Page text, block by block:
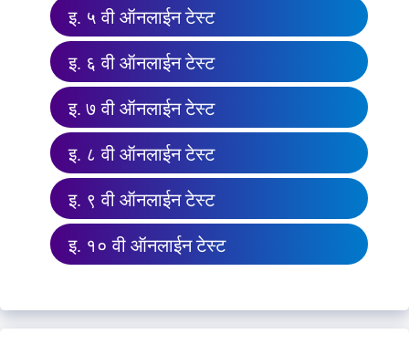
इ. ५ वी ऑनलाईन टेस्ट
इ. ६ वी ऑनलाईन टेस्ट
इ. ७ वी ऑनलाईन टेस्ट
इ. ८ वी ऑनलाईन टेस्ट
इ. ९ वी ऑनलाईन टेस्ट
इ. १० वी ऑनलाईन टेस्ट